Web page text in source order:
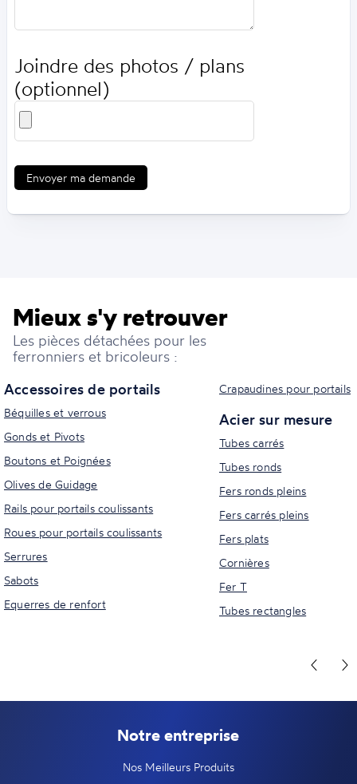
Joindre des photos / plans
(optionnel)
Envoyer ma demande
Mieux s'y retrouver
Les pièces détachées pour les
ferronniers et bricoleurs :
Accessoires de portails
Béquilles et verrous
Gonds et Pivots
Boutons et Poignées
Olives de Guidage
Rails pour portails coulissants
Roues pour portails coulissants
Serrures
Sabots
Equerres de renfort
Crapaudines pour portails
Acier sur mesure
Tubes carrés
Tubes ronds
Fers ronds pleins
Fers carrés pleins
Fers plats
Cornières
Fer T
Tubes rectangles
Notre entreprise
Nos Meilleurs Produits